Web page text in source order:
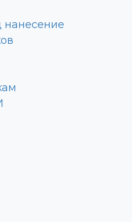
нанесение